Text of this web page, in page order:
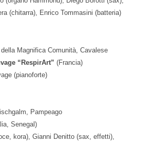
(chitarra), Enrico Tommasini (batteria)
Magnifica Comunità, Cavalese
“RespirArt” (Francia)
(pianoforte)
Pampeago
Senegal)
kora), Gianni Denitto (sax, effetti),